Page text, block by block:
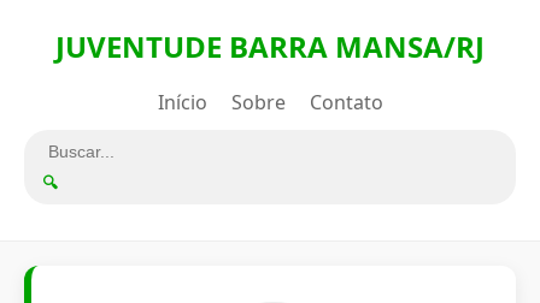
JUVENTUDE BARRA MANSA/RJ
Início Sobre Contato
🔍